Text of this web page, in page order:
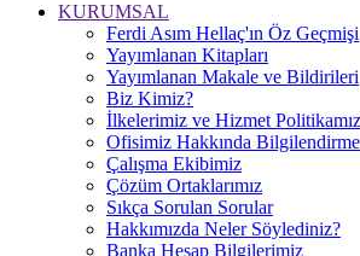
KURUMSAL
Ferdi Asım Hellaç'ın Öz Geçmişi
Yayımlanan Kitapları
Yayımlanan Makale ve Bildirileri
Biz Kimiz?
İlkelerimiz ve Hizmet Politikamız
Ofisimiz Hakkında
Çalışma Ekibimiz
Çözüm Ortaklarımız
Sıkça Sorulan Sorular
Hakkımızda Neler Söylediniz?
Banka Hesap Bilgilerimiz